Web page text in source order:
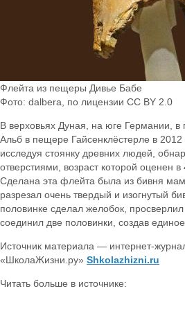
Флейта из пещеры Дивье Бабе
Фото: dalbera, по лицензии CC BY 2.0
В верховьях Дуная, на юге Германии, в
Альб в пещере Гайсенклёстерле в 2012
исследуя стоянку древних людей,
отверстиями, возраст которой оценен
Сделана эта флейта была из бивня
разрезал очень твердый и изогнутый
половинке сделал желобок, просверлил
соединил две половинки, создав
Источник материала — интернет-
«ШколаЖизни.ру» Shkolazhizni.ru
Читать больше в источнике: